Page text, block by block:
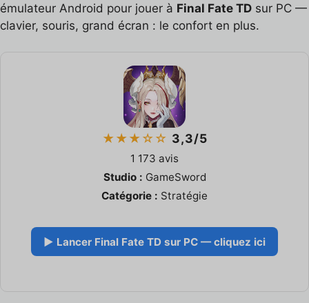
émulateur Android pour jouer à Final Fate TD sur PC —
clavier, souris, grand écran : le confort en plus.
★★★☆☆ 3,3/5
1 173 avis
Studio : GameSword
Catégorie : Stratégie
▶ Lancer Final Fate TD sur PC — cliquez ici